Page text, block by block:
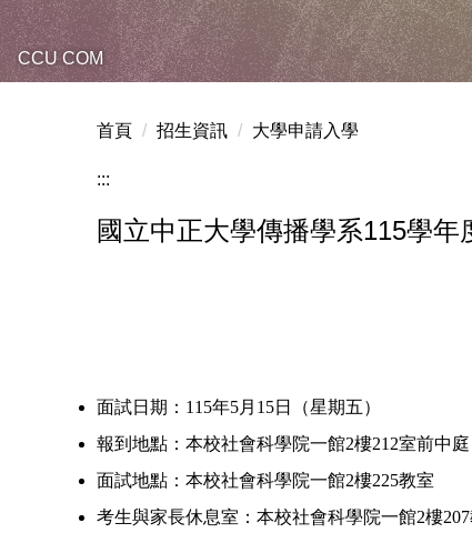
CCU COM
首頁 招生資訊 大學申請入學
:::
國立中正大學傳播學系115學
面試日期：115年5月15日（星期五）
報到地點：本校社會科學院一館2樓212室前中
面試地點：本校社會科學院一館2樓225教室
考生與家長休息室：本校社會科學院一館2樓207